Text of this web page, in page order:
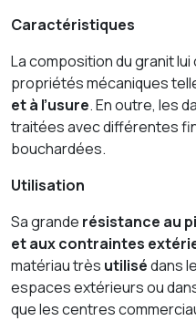
Caractéristiques
La composition du granit
propriétés mécaniques
et à l’usure. En outre, les
traitées avec différentes
bouchardées.
Utilisation
Sa grande résistance au
et aux contraintes
matériau très utilisédans
espaces extérieurs ou
que les centres